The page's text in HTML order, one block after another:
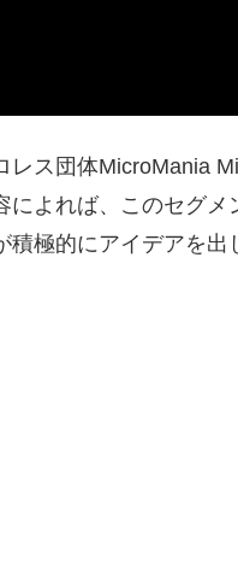
ス団体MicroMania
よれば、このセグ
極的にアイデアを